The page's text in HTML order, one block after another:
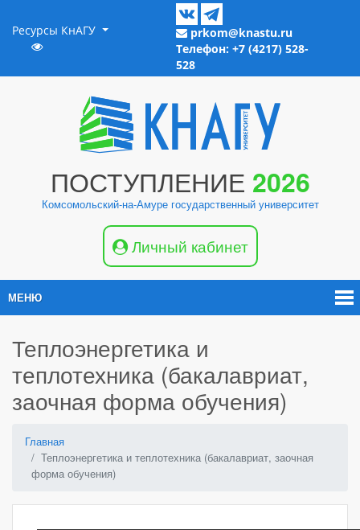
Ресурсы КнАГУ
prkom@knastu.ru
Телефон: +7 (4217) 528-
528
ПОСТУПЛЕНИЕ 2026
Комсомольский-на-Амуре государственный университет
Личный кабинет
МЕНЮ
Теплоэнергетика и
теплотехника (бакалавриат,
заочная форма обучения)
Главная
Теплоэнергетика и теплотехника (бакалавриат, заочная
форма обучения)